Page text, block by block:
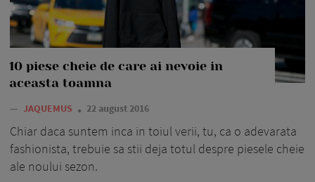
10 piese cheie de care ai nevoie in
aceasta toamna
— JAQUEMUS 22 august 2016
Chiar daca suntem inca in toiul verii, tu, ca o adevarata
fashionista, trebuie sa stii deja totul despre piesele cheie
ale noului sezon.